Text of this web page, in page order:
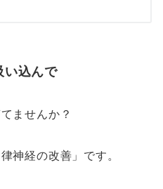
い込んで
ませんか？
神経の改善」です。